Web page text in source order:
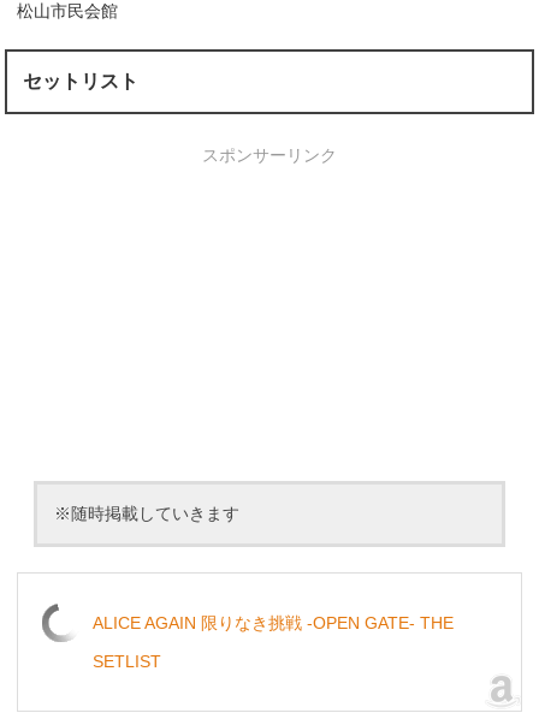
松山市民会館
セットリスト
スポンサーリンク
※随時掲載していきます
ALICE AGAIN 限りなき挑戦 -OPEN GATE- THE
SETLIST